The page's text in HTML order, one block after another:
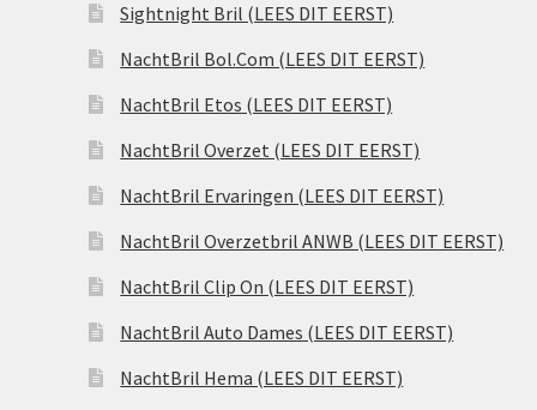
Sightnight Bril (LEES DIT EERST)
NachtBril Bol.Com (LEES DIT EERST)
NachtBril Etos (LEES DIT EERST)
NachtBril Overzet (LEES DIT EERST)
NachtBril Ervaringen (LEES DIT EERST)
NachtBril Overzetbril ANWB (LEES DIT EERST)
NachtBril Clip On (LEES DIT EERST)
NachtBril Auto Dames (LEES DIT EERST)
NachtBril Hema (LEES DIT EERST)